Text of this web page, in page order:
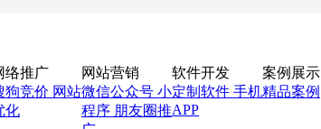
络推广
狗竞价 网站
化
网站营销
微信公众号 小
程序 朋友圈推
软件开发
定制软件 手机
APP
案例展示
精品案例